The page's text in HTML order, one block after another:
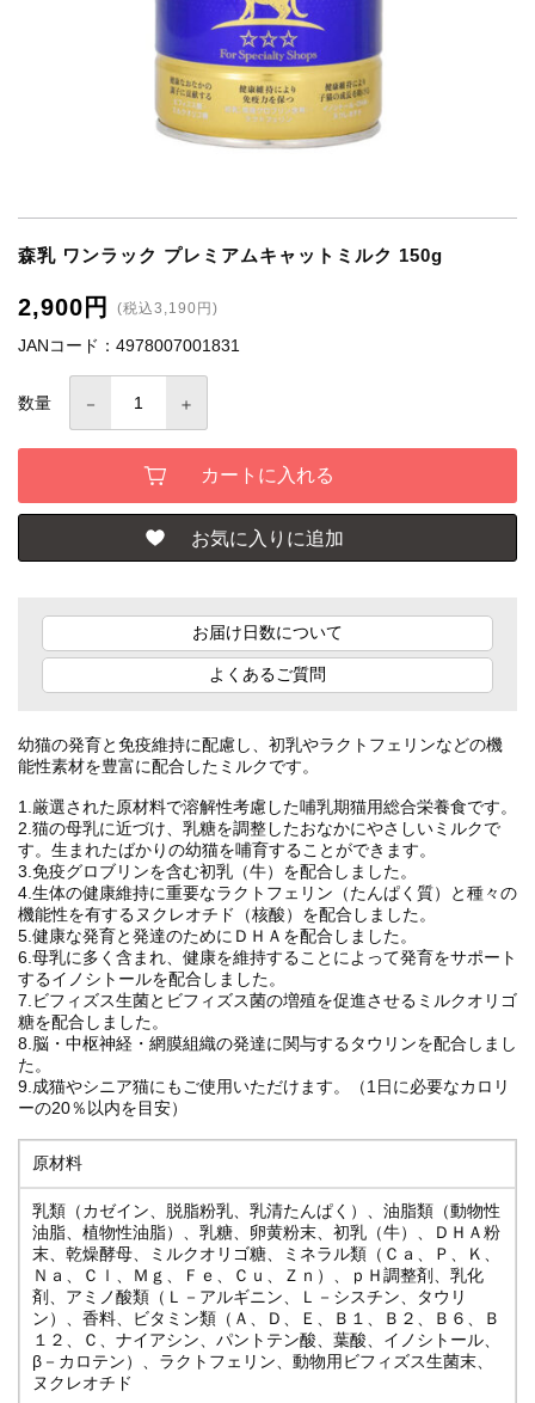
森乳 ワンラック プレミアムキャットミルク 150g
2,900円 (税込3,190円)
JANコード：4978007001831
数量
お届け日数について
よくあるご質問
幼猫の発育と免疫維持に配慮し、初乳やラクトフェリンなどの機
能性素材を豊富に配合したミルクです。
1.厳選された原材料で溶解性考慮した哺乳期猫用総合栄養食です。
2.猫の母乳に近づけ、乳糖を調整したおなかにやさしいミルクで
す。生まれたばかりの幼猫を哺育することができます。
3.免疫グロブリンを含む初乳（牛）を配合しました。
4.生体の健康維持に重要なラクトフェリン（たんぱく質）と種々の
機能性を有するヌクレオチド（核酸）を配合しました。
5.健康な発育と発達のためにＤＨＡを配合しました。
6.母乳に多く含まれ、健康を維持することによって発育をサポート
するイノシトールを配合しました。
7.ビフィズス生菌とビフィズス菌の増殖を促進させるミルクオリゴ
糖を配合しました。
8.脳・中枢神経・網膜組織の発達に関与するタウリンを配合しまし
た。
9.成猫やシニア猫にもご使用いただけます。（1日に必要なカロリ
ーの20％以内を目安）
原材料
乳類（カゼイン、脱脂粉乳、乳清たんぱく）、油脂類（動物性
油脂、植物性油脂）、乳糖、卵黄粉末、初乳（牛）、ＤＨＡ粉
末、乾燥酵母、ミルクオリゴ糖、ミネラル類（Ｃａ、Ｐ、Ｋ、
Ｎａ、Ｃｌ、Ｍｇ、Ｆｅ、Ｃｕ、Ｚｎ）、ｐＨ調整剤、乳化
剤、アミノ酸類（Ｌ－アルギニン、Ｌ－シスチン、タウリ
ン）、香料、ビタミン類（Ａ、Ｄ、Ｅ、Ｂ１、Ｂ２、Ｂ６、Ｂ
１２、Ｃ、ナイアシン、パントテン酸、葉酸、イノシトール、
β－カロテン）、ラクトフェリン、動物用ビフィズス生菌末、
ヌクレオチド